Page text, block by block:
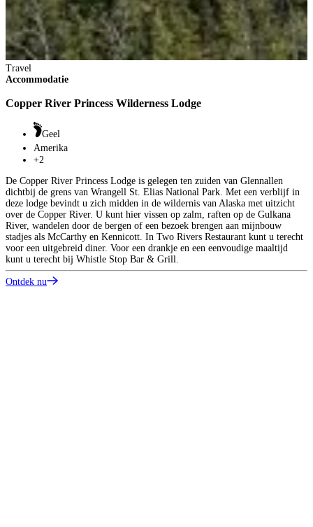
Travel
Accommodatie
Copper River Princess Wilderness Lodge
Geel
Amerika
+2
De Copper River Princess Lodge is gelegen ten zuiden van Glennallen
dichtbij de grens van Wrangell St. Elias National Park. Met een verblijf in
deze lodge bevindt u zich midden in de wildernis van Alaska met uitzicht
over de Copper River. U kunt hier vissen op zalm, raften op de Gulkana
River, wandelen door de bergen of een bezoek brengen aan mijnbouw
stadjes als McCarthy en Kennicott. In Two Rivers Restaurant kunt u terecht
voor een uitgebreid diner. Voor een drankje en een eenvoudige maaltijd
kunt u terecht bij Whistle Stop Bar & Grill.
Ontdek nu